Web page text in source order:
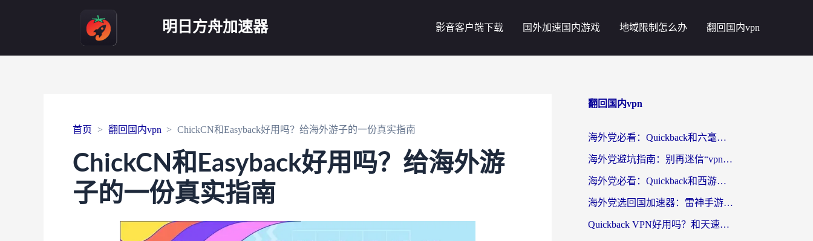
明日方舟加速器 影音客户端下载 国外加速国内游戏 地域限制怎么办 翻回国内vpn
首页 翻回国内vpn ChickCN和Easyback好用吗？给海外游子的一份真实指南
ChickCN和Easyback好用吗？给海外游
子的一份真实指南
翻回国内vpn
海外党必看：Quickback和六毫秒好用吗？3步选对回国加速器，无缝刷国内剧玩游戏
海外党避坑指南：别再迷信“vpn 中国免费”，选对回国加速器才能无缝刷国内资源
海外党必看：Quickback和西游哪个好？3个维度教你选对回国加速器
海外党选回国加速器：雷神手游和云帆哪个好？附3组对比+避坑指南
Quickback VPN好用吗？和天速回国VPN对比哪个回国效果更好？海外党必看的真实体验指南